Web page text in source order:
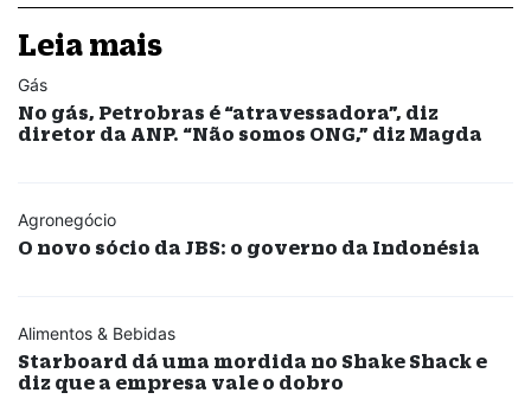
Leia mais
Gás
No gás, Petrobras é “atravessadora”, diz
diretor da ANP. “Não somos ONG,” diz Magda
Agronegócio
O novo sócio da JBS: o governo da Indonésia
Alimentos & Bebidas
Starboard dá uma mordida no Shake Shack e
diz que a empresa vale o dobro